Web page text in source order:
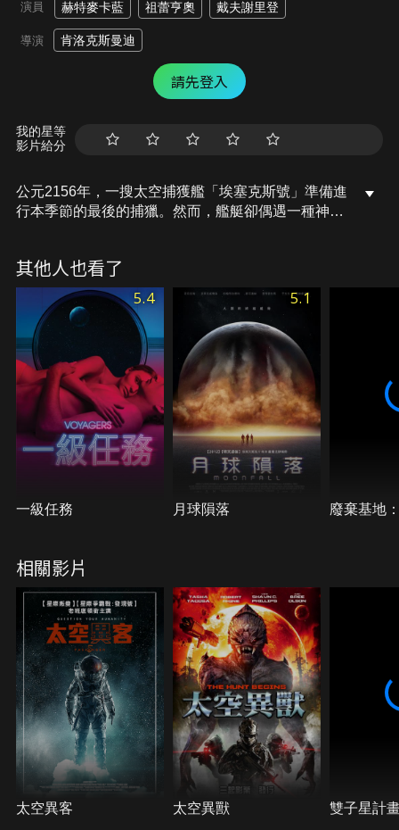
演員 赫特麥卡藍 祖蕾亨奧 戴夫謝里登
導演 肯洛克斯曼迪
請先登入
我的星等
影片給分
公元2156年，一搜太空捕獲艦「埃塞克斯號」準備進
行本季節的最後的捕獵。然而，艦艇卻偶遇一種神秘
號」。因捕獲艦上的貨物短缺，艦上的人們做出了一
個大膽的決定—他們將冒險進入未知領域，狩獵可怕
的生物以進行黑市交易…
其他人也看了
5.4
一級任務
5.1
月球隕落 廢棄基地
相關影片
太空異客 太空異獸 雙子星計